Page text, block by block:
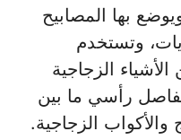
بها المصابيح
وتستخدم
الزجاجية
رأسي ما بين
والأكواب الزجاجية.